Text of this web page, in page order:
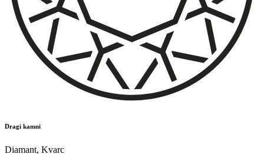
Dragi kamni
Diamant, Kvarc